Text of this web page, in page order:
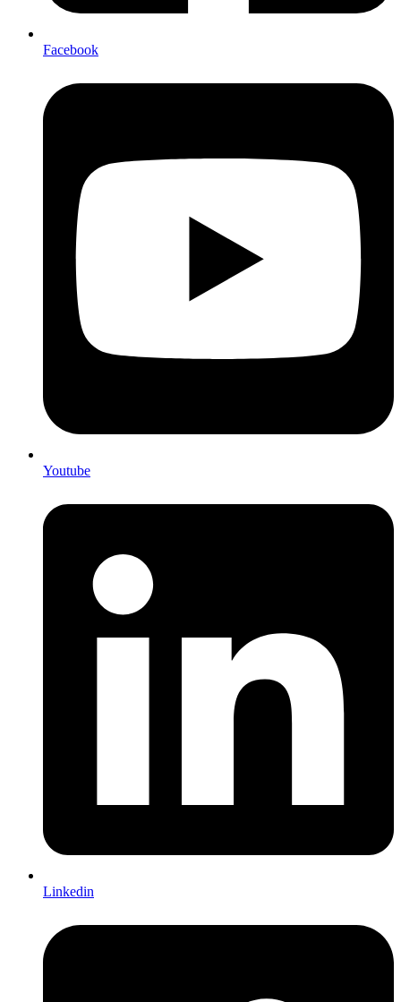
Facebook
Youtube
Linkedin